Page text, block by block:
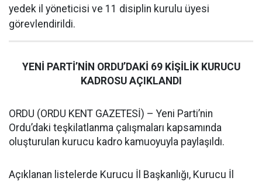
yedek il yöneticisi ve 11 disiplin kurulu üyesi
görevlendirildi.
YENİ PARTİ’NİN ORDU’DAKİ 69 KİŞİLİK KURUCU
KADROSU AÇIKLANDI
ORDU (ORDU KENT GAZETESİ) – Yeni Parti’nin
Ordu’daki teşkilatlanma çalışmaları kapsamında
oluşturulan kurucu kadro kamuoyuyla paylaşıldı.
Açıklanan listelerde Kurucu İl Başkanlığı, Kurucu İl